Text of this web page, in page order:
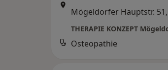
Osteopathie